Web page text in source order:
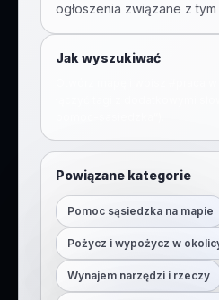
ogłoszenia związane z tym
Jak wyszukiwać
Powiązane kategorie
Pomoc sąsiedzka na mapie
Pożycz i wypożycz w
Wynajem narzędzi i rzeczy